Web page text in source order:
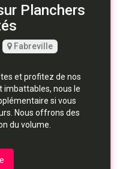
Planchers
Fabreville
et profitez de nos
imbattables, nous le
si vous
Nous offrons des
du volume.